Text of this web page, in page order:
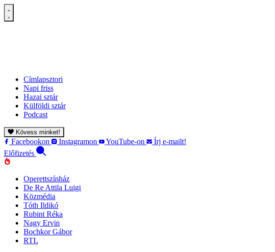
Címlapsztori
Napi friss
Hazai sztár
Külföldi sztár
Podcast
Kövess minket!
Facebookon Instagramon YouTube-on
Írj e-mailt!
Előfizetés
Operettszínház
De Re Attila Luigi
Közmédia
Tóth Ildikó
Rubint Réka
Nagy Ervin
Bochkor Gábor
RTL